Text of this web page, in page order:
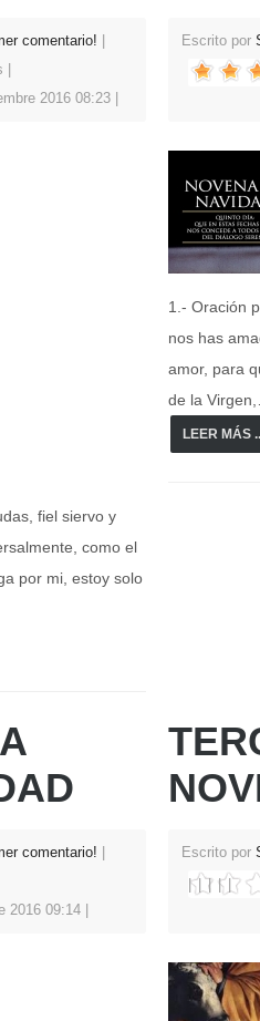
comentario!
2016 08:23
fiel siervo y
como el
por mi, estoy solo
Escrito por
1.- Oración
nos has
amor, para
de la
LEER MÁS
comentario!
2016 09:14
Escrito por